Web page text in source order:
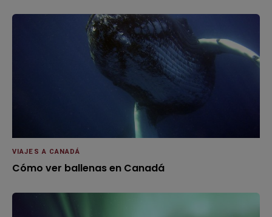
VIAJES A CANADÁ
Cómo ver ballenas en Canadá